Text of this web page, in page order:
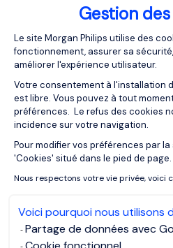
Gestion
Plateforme de
Le site Morgan Philips utilise des
fonctionnement, assurer sa
améliorer l'expérience utilisateur.
Votre consentement à l'installation
est libre. Vous pouvez à tout
préférences. Le refus des cookies
incidence sur votre navigation.
Pour modifier vos préférences par
'Cookies' situé dans le pied de page.
Nous respectons votre vie privée, voici
Voici pourquoi nous utilisons
Partage de données avec
Axeptio
Preguntas más
¿Cómo debe un CEO
inteligencia artificial en su
¿Qué beneficios aporta la
artificial a la estrategia
artificial en las empresas?